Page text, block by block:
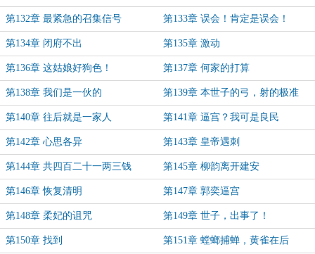
第132章 最紧急的召集信号 第133章 误会！肯定是误会！
第134章 闭府不出 第135章 激动
第136章 这姑娘好狗色！ 第137章 何家的打算
第138章 我们是一伙的 第139章 本世子的弓，射的极准
第140章 往后就是一家人 第141章 逼宫？我可是良民
第142章 心思各异 第143章 皇帝遇刺
第144章 共四百二十一两三钱 第145章 柳韵离开建安
第146章 恢复清明 第147章 郭奕逼宫
第148章 柔妃的诅咒 第149章 世子，出事了！
第150章 找到 第151章 螳螂捕蝉，黄雀在后